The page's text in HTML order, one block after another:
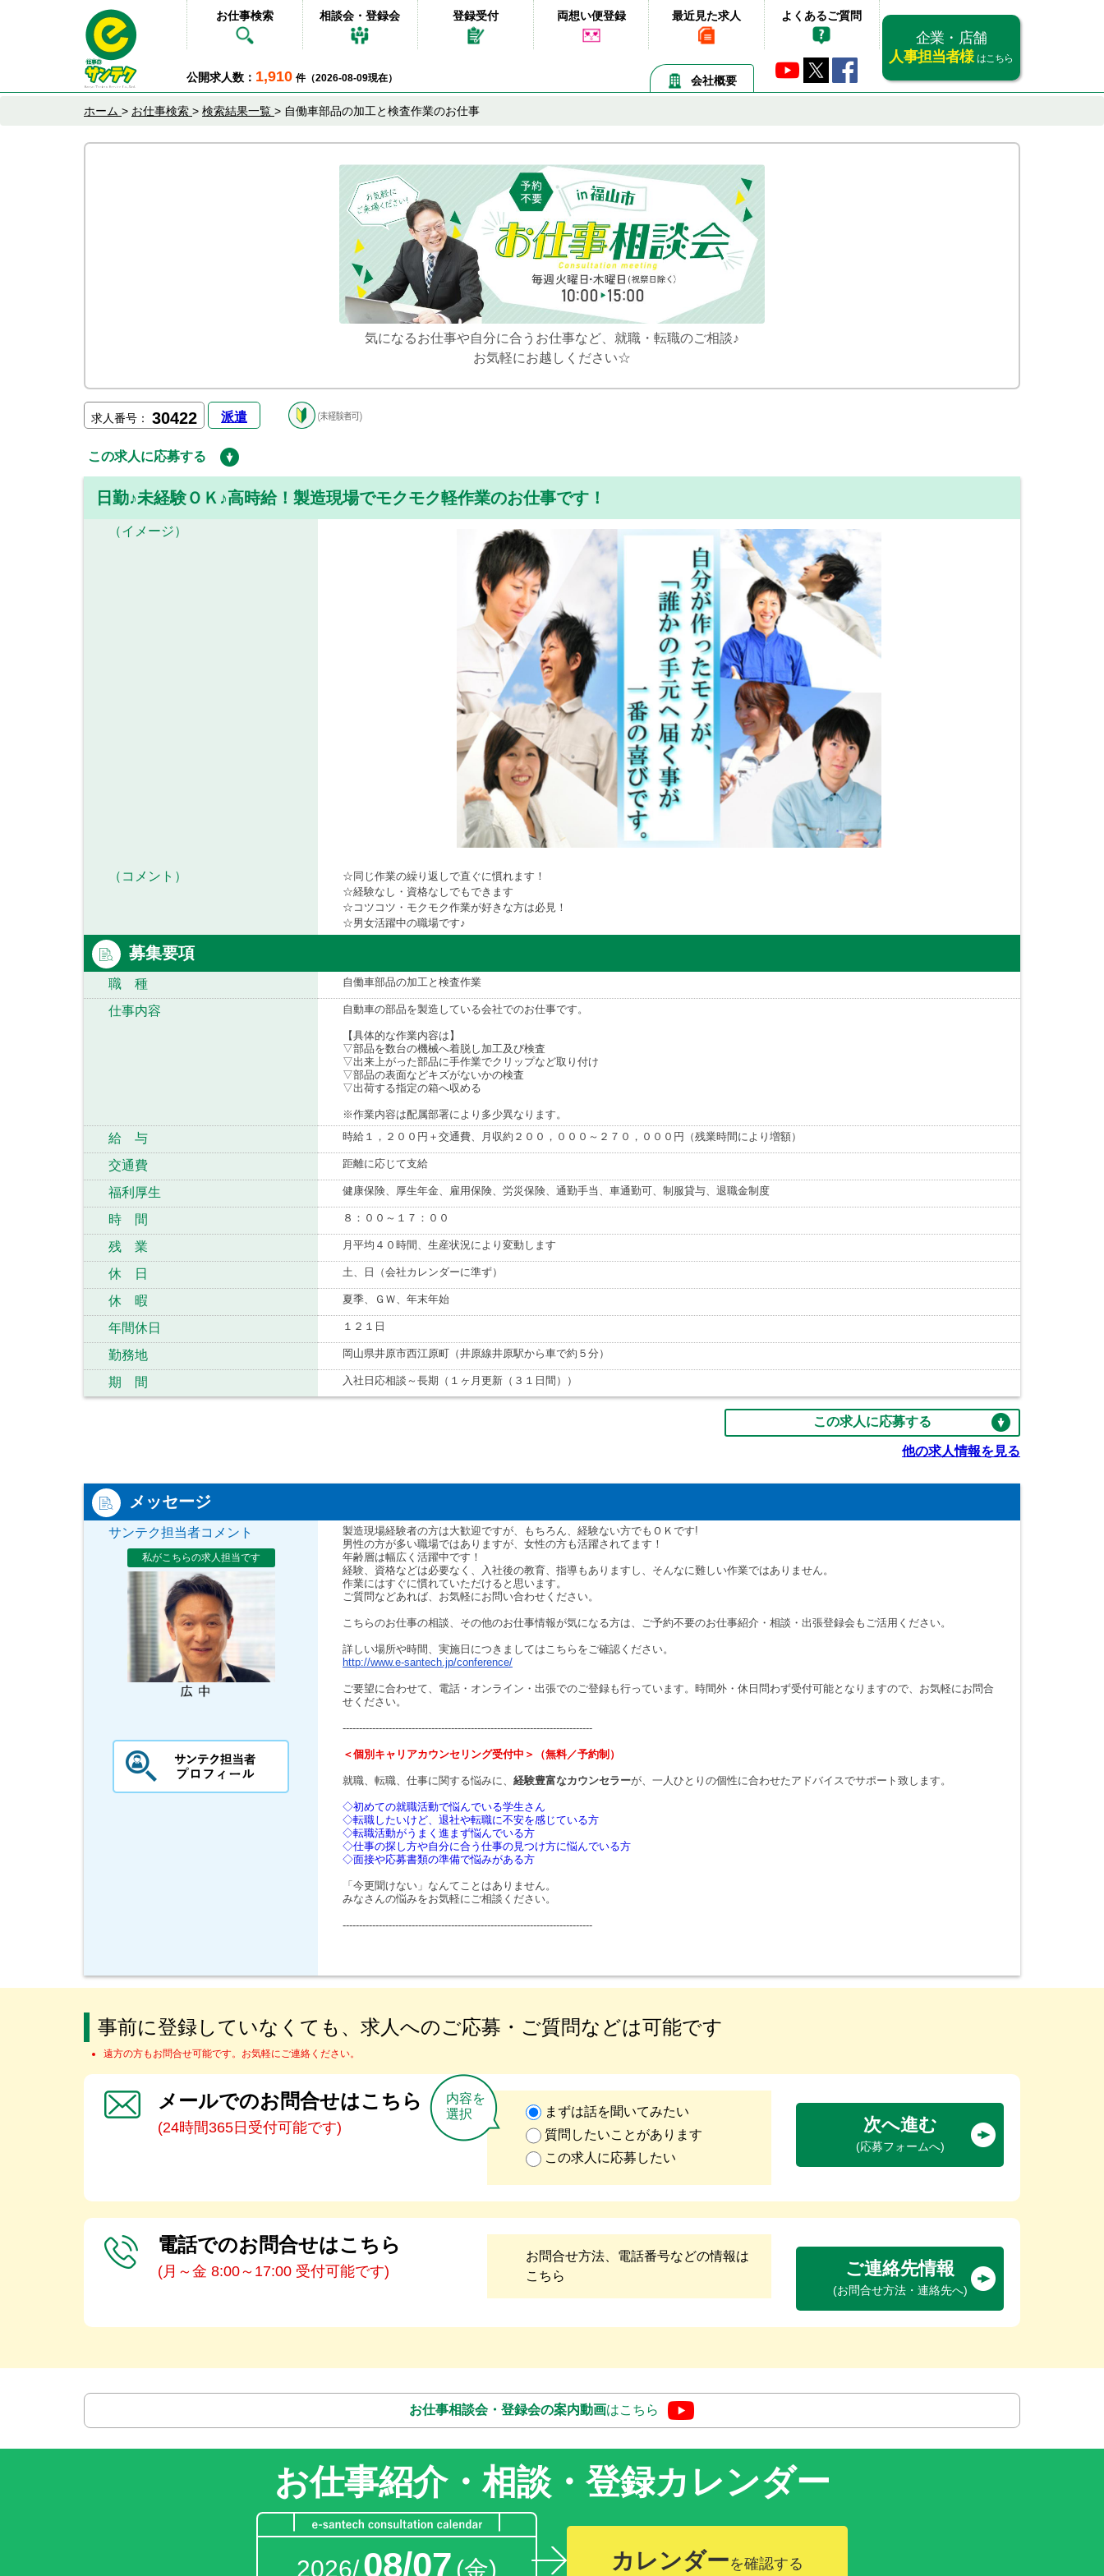
お仕事検索 相談会・登録会 登録受付 両想い便登録 最近見た求人 よくあるご質問
企業・店舗
人事担当者様 はこちら
公開求人数： 1,910 件（2026-08-09現在） 会社概要
ホーム > お仕事検索 > 検索結果一覧 > 自働車部品の加工と検査作業のお仕事
気になるお仕事や自分に合うお仕事など、就職・転職のご相談♪
お気軽にお越しください☆
求人番号： 30422 派遣
この求人に応募する
日勤♪未経験ＯＫ♪高時給！製造現場でモクモク軽作業のお仕事です！
（イメージ）
（コメント）
☆同じ作業の繰り返しで直ぐに慣れます！
☆経験なし・資格なしでもできます
☆コツコツ・モクモク作業が好きな方は必見！
☆男女活躍中の職場です♪
募集要項
職 種 自働車部品の加工と検査作業
仕事内容 自動車の部品を製造している会社でのお仕事です。
【具体的な作業内容は】
▽部品を数台の機械へ着脱し加工及び検査
▽出来上がった部品に手作業でクリップなど取り付け
▽部品の表面などキズがないかの検査
▽出荷する指定の箱へ収める
※作業内容は配属部署により多少異なります。
給 与 時給１，２００円＋交通費、月収約２００，０００～２７０，０００円（残業時間により増額）
交通費 距離に応じて支給
福利厚生 健康保険、厚生年金、雇用保険、労災保険、通勤手当、車通勤可、制服貸与、退職金制度
時 間 ８：００～１７：００
残 業 月平均４０時間、生産状況により変動します
休 日 土、日（会社カレンダーに準ず）
休 暇 夏季、ＧＷ、年末年始
年間休日 １２１日
勤務地 岡山県井原市西江原町（井原線井原駅から車で約５分）
期 間 入社日応相談～長期（１ヶ月更新（３１日間））
この求人に応募する
他の求人情報を見る
メッセージ
サンテク担当者コメント
私がこちらの求人担当です
製造現場経験者の方は大歓迎ですが、もちろん、経験ない方でもＯＫです!
男性の方が多い職場ではありますが、女性の方も活躍されてます！
年齢層は幅広く活躍中です！
経験、資格などは必要なく、入社後の教育、指導もありますし、そんなに難しい作業ではありません。
作業にはすぐに慣れていただけると思います。
ご質問などあれば、お気軽にお問い合わせください。
こちらのお仕事の相談、その他のお仕事情報が気になる方は、ご予約不要のお仕事紹介・相談・出張登録会もご活用ください。
詳しい場所や時間、実施日につきましてはこちらをご確認ください。
http://www.e-santech.jp/conference/
ご要望に合わせて、電話・オンライン・出張でのご登録も行っています。時間外・休日問わず受付可能となりますので、お気軽にお問合
せください。
----------------------------------------------------------------------------
＜個別キャリアカウンセリング受付中＞（無料／予約制）
就職、転職、仕事に関する悩みに、 経験豊富なカウンセラーが、一人ひとりの個性に合わせたアドバイスでサポート致します。
◇初めての就職活動で悩んでいる学生さん
◇転職したいけど、退社や転職に不安を感じている方
◇転職活動がうまく進まず悩んでいる方
◇仕事の探し方や自分に合う仕事の見つけ方に悩んでいる方
◇面接や応募書類の準備で悩みがある方
「今更聞けない」なんてことはありません。
みなさんの悩みをお気軽にご相談ください。
----------------------------------------------------------------------------
事前に登録していなくても、求人へのご応募・ご質問などは可能です
遠方の方もお問合せ可能です。お気軽にご連絡ください。
メールでのお問合せはこちら
(24時間365日受付可能です)
内容を
選択
まずは話を聞いてみたい
質問したいことがあります
この求人に応募したい
次へ進む
(応募フォームへ)
電話でのお問合せはこちら
(月～金 8:00～17:00 受付可能です)
お問合せ方法、電話番号などの情報は
こちら
ご連絡先情報
(お問合せ方法・連絡先へ)
お仕事相談会・登録会の案内動画はこちら
お仕事紹介・相談・登録カレンダー
2026/08/07 (金) カレンダーを確認する